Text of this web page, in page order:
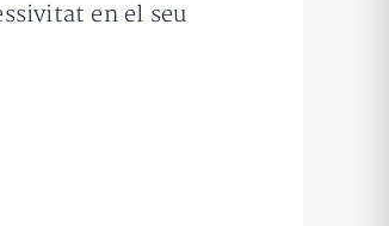
en el seu